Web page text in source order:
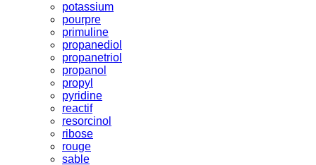
potassium
pourpre
primuline
propanediol
propanetriol
propanol
propyl
pyridine
reactif
resorcinol
ribose
rouge
sable